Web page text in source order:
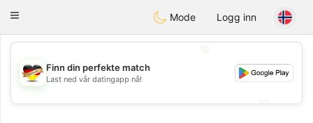
Deutsch Dating
Toggle
Mode Logg inn
💖
💕
Finn din perfekte match
Last ned vår datingapp nå!